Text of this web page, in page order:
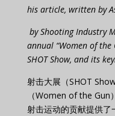
his article, written by
by Shooting Industry
annual “Women of the
SHOT Show, and its
射击大展（SHOT
（Women of the Gun
射击运动的贡献提供